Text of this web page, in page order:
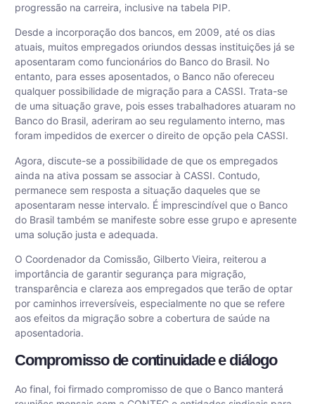
progressão na carreira, inclusive na tabela PIP.
Desde a incorporação dos bancos, em 2009, até os dias
atuais, muitos empregados oriundos dessas instituições já se
aposentaram como funcionários do Banco do Brasil. No
entanto, para esses aposentados, o Banco não ofereceu
qualquer possibilidade de migração para a CASSI. Trata-se
de uma situação grave, pois esses trabalhadores atuaram no
Banco do Brasil, aderiram ao seu regulamento interno, mas
foram impedidos de exercer o direito de opção pela CASSI.
Agora, discute-se a possibilidade de que os empregados
ainda na ativa possam se associar à CASSI. Contudo,
permanece sem resposta a situação daqueles que se
aposentaram nesse intervalo. É imprescindível que o Banco
do Brasil também se manifeste sobre esse grupo e apresente
uma solução justa e adequada.
O Coordenador da Comissão, Gilberto Vieira, reiterou a
importância de garantir segurança para migração,
transparência e clareza aos empregados que terão de optar
por caminhos irreversíveis, especialmente no que se refere
aos efeitos da migração sobre a cobertura de saúde na
aposentadoria.
Compromisso de continuidade e diálogo
Ao final, foi firmado compromisso de que o Banco manterá